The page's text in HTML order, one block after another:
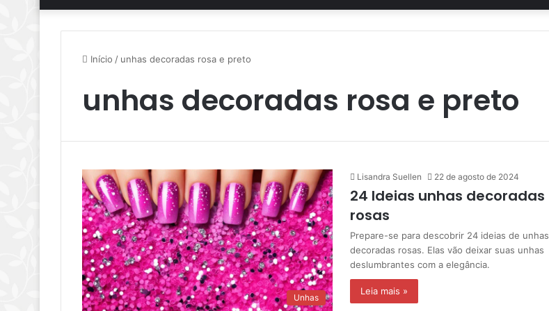
Início / unhas decoradas rosa e preto
unhas decoradas rosa e preto
Unhas
Lisandra Suellen 22 de agosto de 2024
24 Ideias unhas decoradas
rosas
Prepare-se para descobrir 24 ideias de unhas
decoradas rosas. Elas vão deixar suas unhas
deslumbrantes com a elegância.
Leia mais »